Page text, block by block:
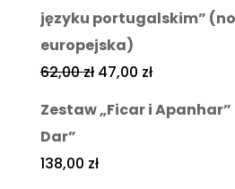
języku portugalskim”
europejska)
62,00zł 47,00 zł
Zestaw „Ficar i Apanhar”
Dar”
138,00 zł